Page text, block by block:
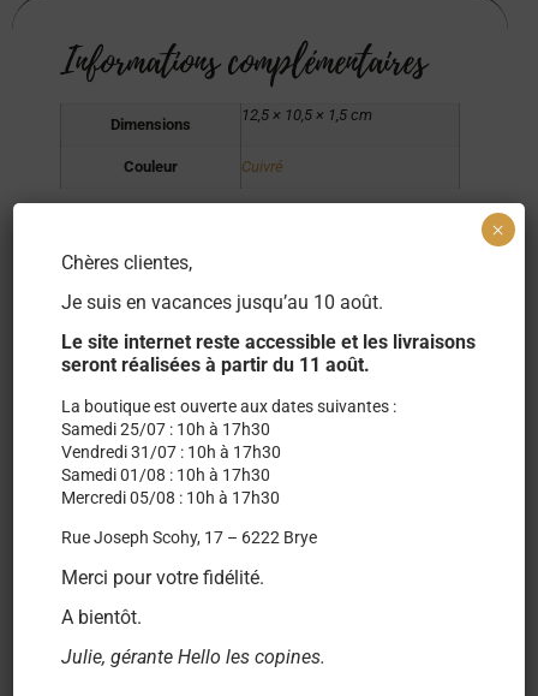
Informations complémentaires
Dimensions
12,5 × 10,5 × 1,5 cm
Couleur Cuivré
Produits similaires
Chères clientes,
Je suis en vacances jusqu’au 10 août.
Le site internet reste accessible et les livraisons
seront réalisées à partir du 11 août.
La boutique est ouverte aux dates suivantes :
Samedi 25/07 : 10h à 17h30
Vendredi 31/07 : 10h à 17h30
Samedi 01/08 : 10h à 17h30
Mercredi 05/08 : 10h à 17h30
Rue Joseph Scohy, 17 – 6222 Brye
Merci pour votre fidélité.
A bientôt.
Julie, gérante Hello les copines.
×